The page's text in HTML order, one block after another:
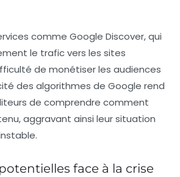
comme Google Discover, qui
le trafic vers les sites
de monétiserles audiences
des algorithmes de Google rend
de comprendre comment
aggravant ainsi leur situation
face à la crise